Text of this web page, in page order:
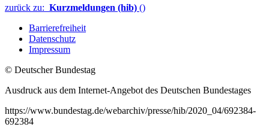
zurück zu: Kurzmeldungen (hib) ()
Barrierefreiheit
Datenschutz
Impressum
© Deutscher Bundestag
Ausdruck aus dem Internet-Angebot des Deutschen Bundestages
https://www.bundestag.de/webarchiv/presse/hib/2020_04/692384-
692384